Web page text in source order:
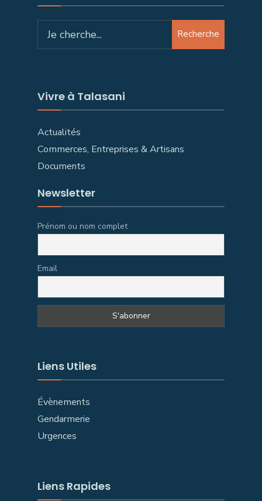
for:
Recherche
Vivre à Talasani
Actualités
Commerces, Entreprises & Artisans
Documents
Newsletter
Prénom ou nom complet
Email
Liens Utiles
Évènements
Gendarmerie
Urgences
Liens Rapides